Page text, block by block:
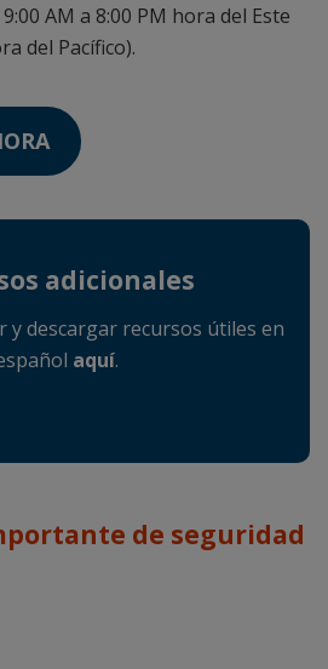
AM a 8:00 PM hora del Este
del Pacífico).
adicionales
y descargar recursos útiles en
aquí.
de seguridad